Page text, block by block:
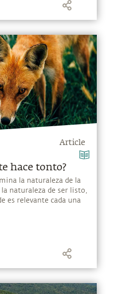
Article
hace tonto?
la naturaleza de la
naturaleza de ser listo,
es relevante cada una